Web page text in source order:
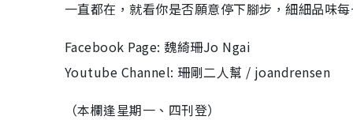
一直都在，就看你是否願意停下腳步，細細品味
Facebook Page: 魏綺珊Jo Ngai
Youtube Channel: 珊剛二人幫 / joandrensen
（本欄逢星期一、四刊登）